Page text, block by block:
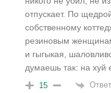
отпускает. По
собственному
резиновым
и гыгыкая,
думаешь так: на хуй
15